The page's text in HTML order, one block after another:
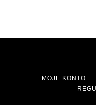
MOJE KONTO